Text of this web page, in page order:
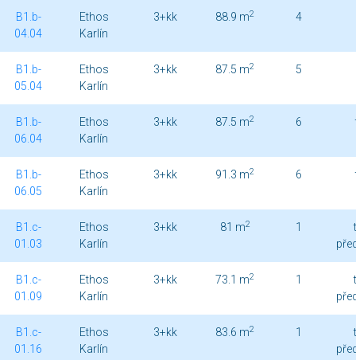
B1.b-
04.04
Ethos
Karlín
3+kk 88.9 m2 4
B1.b-
05.04
Ethos
Karlín
3+kk 87.5 m2 5
B1.b-
06.04
Ethos
Karlín
3+kk 87.5 m2 6
B1.b-
06.05
Ethos
Karlín
3+kk 91.3 m2 6
B1.c-
01.03
Ethos
Karlín
3+kk 81 m2 1
B1.c-
01.09
Ethos
Karlín
3+kk 73.1 m2 1
B1.c-
01.16
Ethos
Karlín
3+kk 83.6 m2 1